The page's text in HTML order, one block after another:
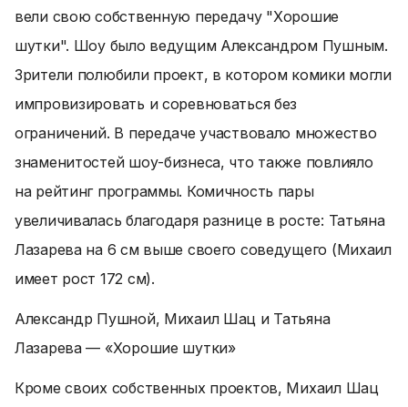
вели свою собственную передачу "Хорошие
шутки". Шоу было ведущим Александром Пушным.
Зрители полюбили проект, в котором комики могли
импровизировать и соревноваться без
ограничений. В передаче участвовало множество
знаменитостей шоу-бизнеса, что также повлияло
на рейтинг программы. Комичность пары
увеличивалась благодаря разнице в росте: Татьяна
Лазарева на 6 см выше своего соведущего (Михаил
имеет рост 172 см).
Александр Пушной, Михаил Шац и Татьяна
Лазарева — «Хорошие шутки»
Кроме своих собственных проектов, Михаил Шац